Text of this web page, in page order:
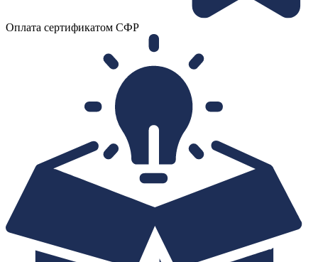
Оплата сертификатом СФР